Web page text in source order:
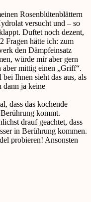
Rosenblütenblättern
versucht und – so
Duftet noch dezent,
Fragen hätte ich: zum
den Dämpfeinsatz
würde mir aber gern
mittig einen „Griff“.
Ihnen sieht das aus, als
dann ja keine
dass das kochende
kommt.
drauf geachtet, dass
in Berührung kommen.
probieren! Ansonsten